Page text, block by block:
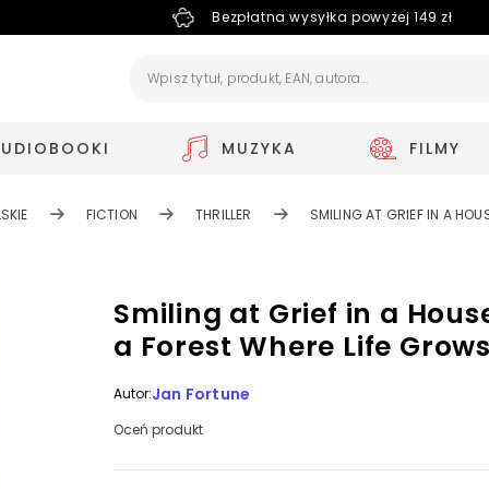
Bezpłatna wysyłka powyżej 149 zł
MUZYKA FILMY
FICTION THRILLER SMILING AT GRIEF IN A
Smiling at Grief in a
a Forest Where Life Grows
Autor:Jan Fortune
Oceń produkt